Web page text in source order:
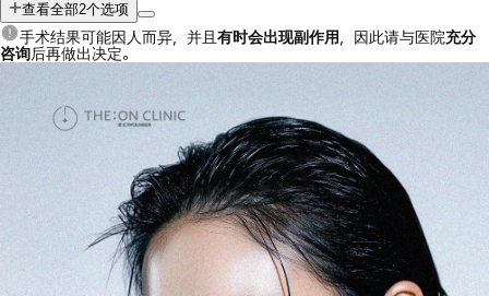
查看全部2个选项
手术结果可能因人而异，并且 有时会出现副作用 ，因此请与医院充分
咨询后再做出决定。